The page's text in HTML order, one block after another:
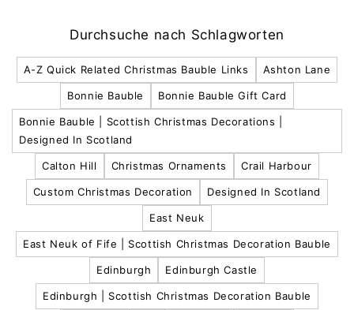
Durchsuche nach Schlagworten
A-Z Quick Related Christmas Bauble Links Ashton Lane
Bonnie Bauble Bonnie Bauble Gift Card
Bonnie Bauble | Scottish Christmas Decorations |
Designed In Scotland
Calton Hill Christmas Ornaments Crail Harbour
Custom Christmas Decoration Designed In Scotland
East Neuk
East Neuk of Fife | Scottish Christmas Decoration Bauble
Edinburgh Edinburgh Castle
Edinburgh | Scottish Christmas Decoration Bauble